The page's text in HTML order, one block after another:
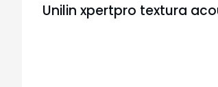
Unilin xpertpro textura